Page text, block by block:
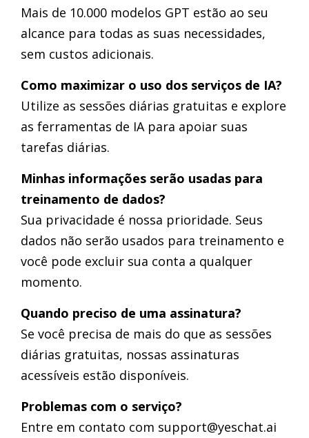
Mais de 10.000 modelos GPT estão ao seu
alcance para todas as suas necessidades,
sem custos adicionais.
Como maximizar o uso dos serviços de IA?
Utilize as sessões diárias gratuitas e explore
as ferramentas de IA para apoiar suas
tarefas diárias.
Minhas informações serão usadas para
treinamento de dados?
Sua privacidade é nossa prioridade. Seus
dados não serão usados para treinamento e
você pode excluir sua conta a qualquer
momento.
Quando preciso de uma assinatura?
Se você precisa de mais do que as sessões
diárias gratuitas, nossas assinaturas
acessíveis estão disponíveis.
Problemas com o serviço?
Entre em contato com support@yeschat.ai